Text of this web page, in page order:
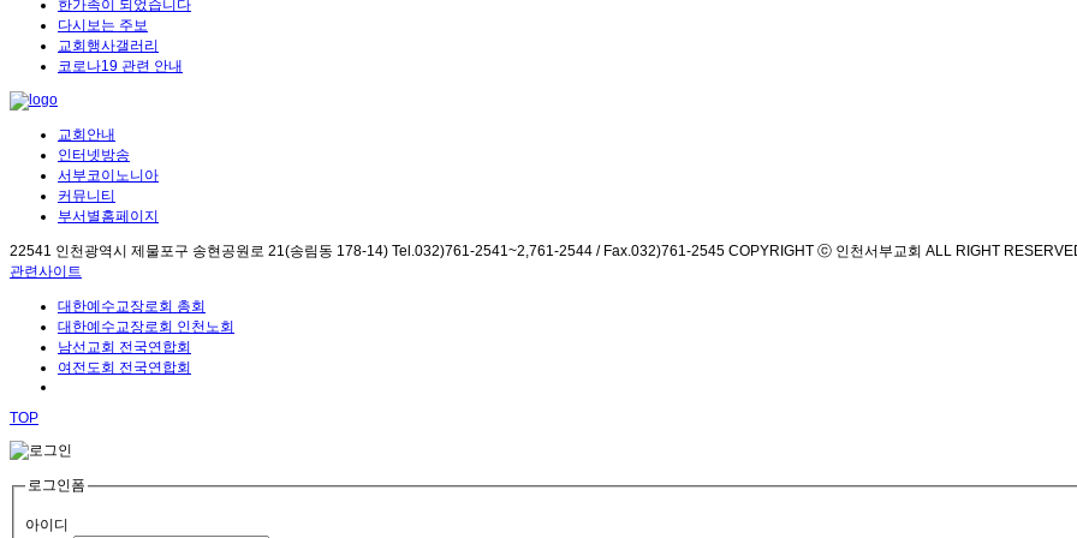
한가족이 되었습니다
다시보는 주보
교회행사갤러리
코로나19 관련 안내
교회안내
인터넷방송
서부코이노니아
커뮤니티
부서별홈페이지
22541 인천광역시 제물포구 송현공원로 21(송림동 178-14) Tel.032)761-2541~2,761-2544 / Fax.032)761-2545 COPYRIGHT ⓒ 인천서부교회 ALL RIGHT
관련사이트
대한예수교장로회 총회
대한예수교장로회 인천노회
남선교회 전국연합회
여전도회 전국연합회
TOP
로그인폼
아이디